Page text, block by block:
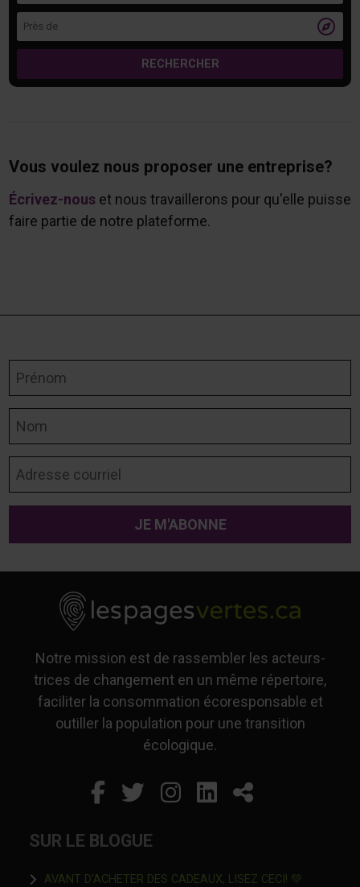

RECHERCHER
Vous voulez nous proposer une entreprise?
Écrivez-nouset nous travaillerons pour qu'elle puisse
faire partie de notre plateforme.
Notre mission est de rassembler les acteurs-
trices de changement en un même répertoire,
faciliter la consommation écoresponsable et
outiller la population pour une transition
écologique.
Facebook
Ce lien s'ouvrira dans
Twitter
Ce lien s'ouvrira
Instagram
Ce lien s'ouvrira
LinkedIn
Ce lien
Partager
SUR LE BLOGUE
AVANT D’ACHETER DES CADEAUX, LISEZ CECI! 💚